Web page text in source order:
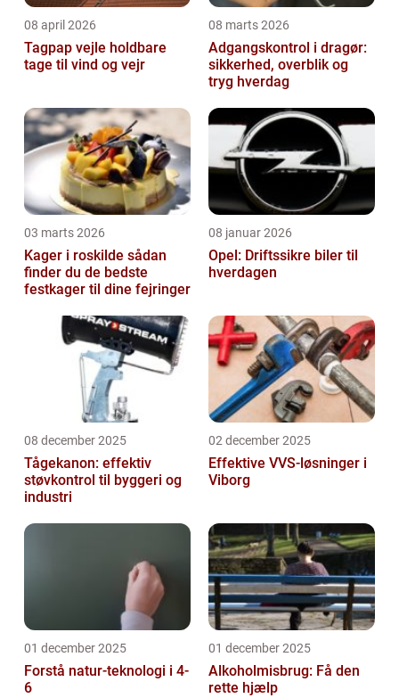
08 april 2026
Tagpap vejle holdbare
tage til vind og vejr
08 marts 2026
Adgangskontrol i dragør:
sikkerhed, overblik og
tryg hverdag
03 marts 2026
Kager i roskilde sådan
finder du de bedste
festkager til dine fejringer
08 januar 2026
Opel: Driftssikre biler til
hverdagen
08 december 2025
Tågekanon: effektiv
støvkontrol til byggeri og
industri
02 december 2025
Effektive VVS-løsninger i
Viborg
01 december 2025
Forstå natur-teknologi i 4-
6
01 december 2025
Alkoholmisbrug: Få den
rette hjælp